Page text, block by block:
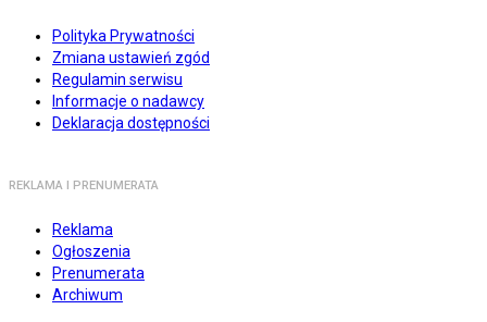
Polityka Prywatności
Zmiana ustawień zgód
Regulamin serwisu
Informacje o nadawcy
Deklaracja dostępności
REKLAMA I PRENUMERATA
Reklama
Ogłoszenia
Prenumerata
Archiwum